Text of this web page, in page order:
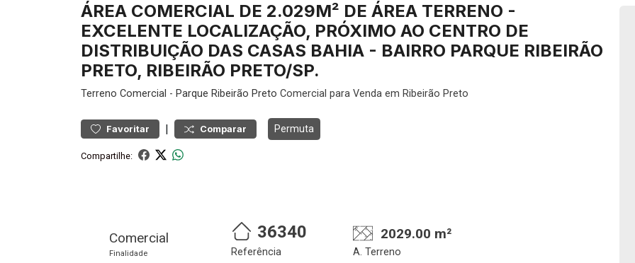
ÁREA COMERCIAL DE 2.029M² DE ÁREA TERRENO -
EXCELENTE LOCALIZAÇÃO, PRÓXIMO AO CENTRO DE
DISTRIBUIÇÃO DAS CASAS BAHIA - BAIRRO PARQUE RIBEIRÃO
PRETO, RIBEIRÃO PRETO/SP.
Terreno Comercial - Parque Ribeirão Preto Comercial para Venda em Ribeirão Preto
Favoritar | Comparar Permuta
Compartilhe:
Comercial
Finalidade
36340
Referência
2029.00 m²
A. Terreno